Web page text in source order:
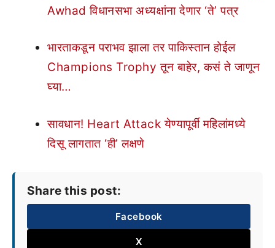
Awhad विधानसभा अध्यक्षांना देणार ‘ते’ पत्र
भारताकडून पराभव झाला तर पाकिस्तान होईल
Champions Trophy तून बाहेर, कसं ते जाणून
घ्या…
सावधान! Heart Attack येण्यापूर्वी महिलांमध्ये
दिसू लागतात ‘ही’ लक्षणे
Share this post:
Facebook
X